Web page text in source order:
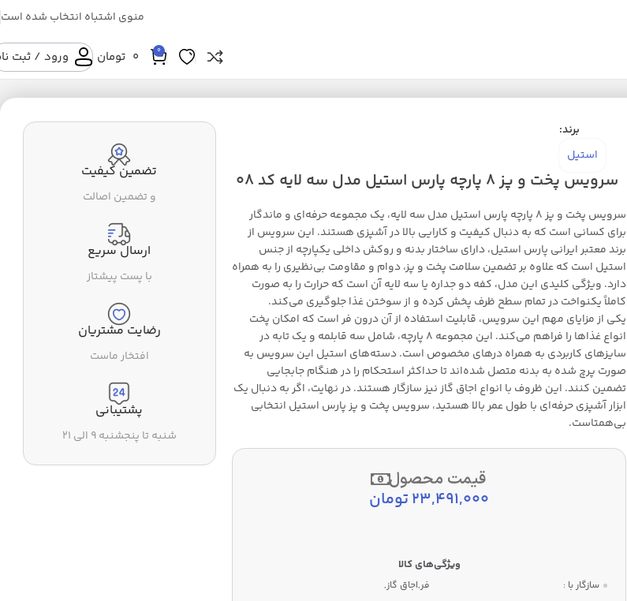
منوی اشتباه انتخاب شده است
0
0 تومان ورود / ثبت
برند:
استیل
سرویس پخت و پز 8 پارچه پارس استیل مدل سه لایه کد 08
سرویس پخت و پز 8 پارچه پارس استیل مدل سه لایه، یک مجموعه حرفه‌ای و ماندگار
برای کسانی است که به دنبال کیفیت و کارایی بالا در آشپزی هستند. این سرویس از
برند معتبر ایرانی پارس استیل، دارای ساختار بدنه و روکش داخلی یکپارچه از جنس
استیل است که علاوه بر تضمین سلامت پخت و پز، دوام و مقاومت بی‌نظیری را به همراه
دارد. ویژگی کلیدی این مدل، کفه دو جداره یا سه لایه آن است که حرارت را به صورت
کاملاً یکنواخت در تمام سطح ظرف پخش کرده و از سوختن غذا جلوگیری می‌کند.
یکی از مزایای مهم این سرویس، قابلیت استفاده از آن درون فر است که امکان پخت
انواع غذاها را فراهم می‌کند. این مجموعه ۸ پارچه، شامل سه قابلمه و یک تابه در
سایزهای کاربردی به همراه درهای مخصوص است. دسته‌های استیل این سرویس به
صورت پرچ شده به بدنه متصل شده‌اند تا حداکثر استحکام را در هنگام جابجایی
تضمین کنند. این ظروف با انواع اجاق گاز نیز سازگار هستند. در نهایت، اگر به دنبال یک
ابزار آشپزی حرفه‌ای با طول عمر بالا هستید، سرویس پخت و پز پارس استیل انتخابی
بی‌همتاست.
قیمت محصول
23,491,000تومان
سازگار با :
فر,اجاق گاز,
تضمین کیفیت
و تضمین اصالت
ارسال سریع
با پست پیشتاز
رضایت مشتریان
افتخار ماست
پشتیبانی
شنبه تا پنجشنبه ۹ الی ۲۱